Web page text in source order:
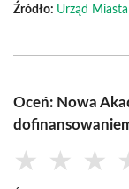
Źródło: Urząd
Oceń: Nowa
★ ★ ★